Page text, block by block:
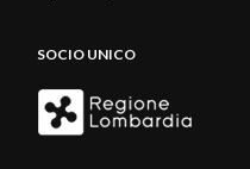
SOCIO UNICO